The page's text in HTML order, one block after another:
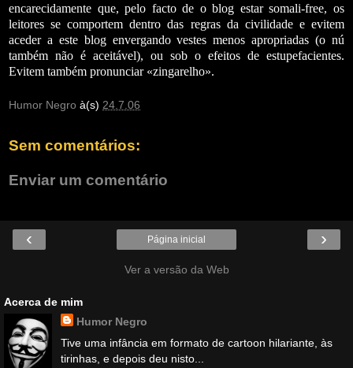
encarecidamente que, pelo facto de o blog estar somali-free, os
leitores se comportem dentro das regras da civilidade e evitem
aceder a este blog envergando vestes menos apropriadas (o nú
também não é aceitável), ou sob o efeitos de estupefacientes.
Evitem também pronunciar «zingarelho».
Humor Negro à(s) 24.7.06
Sem comentários:
Enviar um comentário
‹ ›
Página inicial
Ver a versão da Web
Acerca de mim
Humor Negro
Tive uma infância em formato de cartoon hilariante, às
tirinhas, e depois deu nisto...